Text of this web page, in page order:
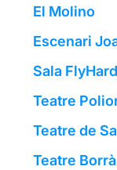
El Molino
Escenari
Sala FlyHard
Teatre
Teatre de
Teatre